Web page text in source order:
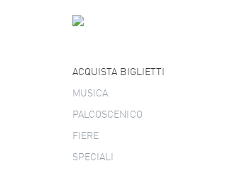
ACQUISTA BIGLIETTI
MUSICA
PALCOSCENICO
FIERE
SPECIALI